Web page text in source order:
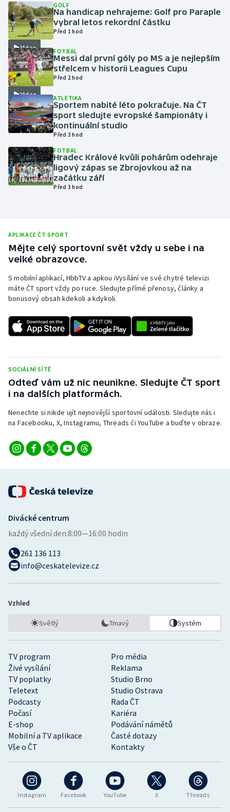
Krasobruslení
Lezení
Lyže a snowboard
Moderní pětiboj
Motorsport
Olympijské hry
Parasport
Plavání
Ragby
Rychlobruslení
Rychlostní kanoistika
Sportovní střelba
Stolní tenis
Triatlon
Veslování
Volejbal
Video
GOLF
Na handicap nehrajeme: Golf pro Paraple
vybral letos rekordní částku
Před 1 hod
Video
FOTBAL
Messi dal první góly po MS a je nejlepším
střelcem v historii Leagues Cupu
Před 2 hod
ATLETIKA
Sportem nabité léto pokračuje. Na ČT
sport sledujte evropské šampionáty i
kontinuální studio
Před 3 hod
FOTBAL
Hradec Králové kvůli pohárům odehraje
ligový zápas se Zbrojovkou až na
začátku září
Před 3 hod
APLIKACE ČT SPORT
Mějte celý sportovní svět vždy u sebe i na
velké obrazovce.
S mobilní aplikací, HbbTV a apkou iVysílání ve své chytré televizi
máte ČT sport vždy po ruce. Sledujte přímé přenosy, články a
bonusový obsah kdekoli a kdykoli.
SOCIÁLNÍ SÍTĚ
Odteď vám už nic neunikne. Sledujte ČT sport
i na dalších platformách.
Nenechte si nikde ujít nejnovější sportovní události. Sledujte nás i
na Facebooku, X, Instagramu, Threads či YouTube a buďte v obraze.
Instagram Facebook YouTube X Threads
TV program
Pro média
Živé vysílání
Reklama
TV poplatky
Studio Brno
Teletext
Studio Ostrava
Podcasty
Rada ČT
Počasí
Kariéra
E-shop
Podávání námětů
Mobilní a TV aplikace
Časté dotazy
Vše o ČT
Kontakty
Divácké centrum
každý všední den:8:00—16:00 hodin
261 136 113
info@ceskatelevize.cz
Vzhled
Světlý Tmavý Systém